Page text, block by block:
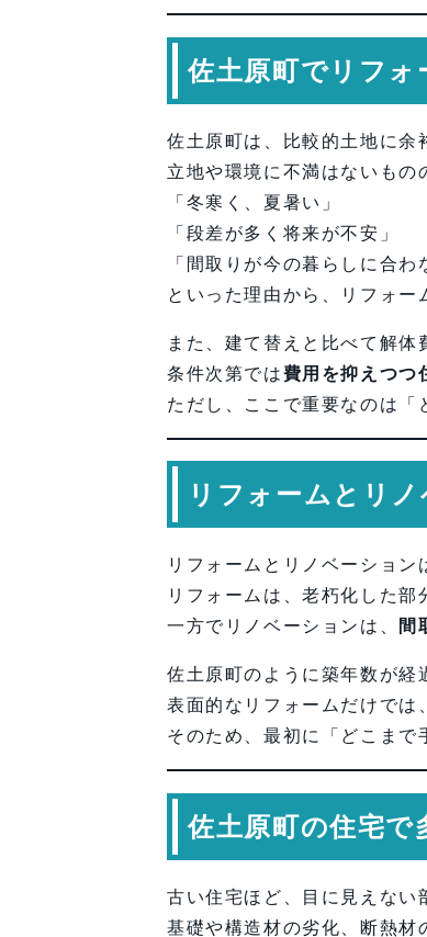
佐土原町でリフ
佐土原町は、比較的土地に余
立地や環境に不満はないもの
「冬寒く、夏暑い」
「段差が多く将来が不安」
「間取りが今の暮らしに合わ
といった理由から、リフォー
また、建て替えと比べて解体
条件次第では費用を抑えつつ
ただし、ここで重要なのは「
リフォームとリ
リフォームとリノベーション
リフォームは、老朽化した部
一方でリノベーションは、
間
佐土原町のように築年数が経
表面的なリフォームだけでは
そのため、最初に「どこまで
佐土原町の住宅で
古い住宅ほど、目に見えない
基礎や構造材の劣化、断熱材